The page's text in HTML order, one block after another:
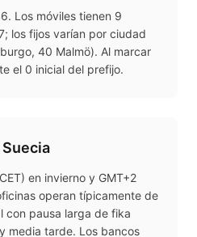
Los móviles tienen 9
los fijos varían por ciudad
40 Malmö). Al marcar
el 0 inicial del prefijo.
Suecia
en invierno y GMT+2
operan típicamente de
con pausa larga de fika
media tarde. Los bancos